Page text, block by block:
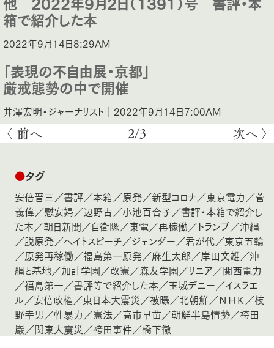
箱で紹介した本
2022年9月14日8:29AM
「表現の不自由展・京都」
厳戒態勢の中で開催
井澤宏明・ジャーナリスト｜2022年9月14日7:00AM
2/3
〈 前へ 次へ 〉
●タグ
安倍晋三 ／書評／本箱／原発／新型コロナ／東京電力 ／菅
義偉／慰安婦／辺野古／小池百合子／書評・本箱で紹介し
た本／朝日新聞／自衛隊／東電／再稼働／トランプ／沖縄
／脱原発／ヘイトスピーチ／ジェンダー／君が代／東京五輪
／原発再稼働／福島第一原発／麻生太郎／岸田文雄／沖
縄と基地／加計学園／改憲／森友学園／リニア／関西電力
／福島第一／書評等で紹介した本／玉城デニー／イスラエ
ル／安倍政権／東日本大震災 ／被曝／北朝鮮／ＮＨＫ ／枝
野幸男 ／性暴力 ／憲法／高市早苗／朝鮮半島情勢／袴田
巖／関東大震災 ／袴田事件／橋下徹